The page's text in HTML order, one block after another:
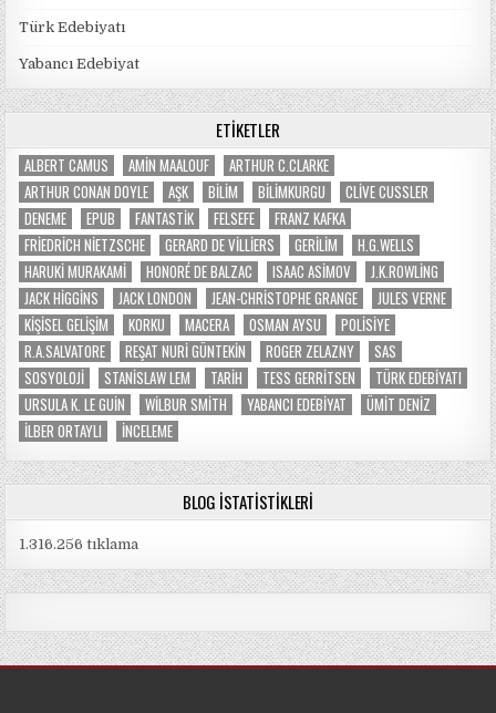
Türk Edebiyatı
Yabancı Edebiyat
ETIKETLER
ALBERT CAMUS AMIN MAALOUF
ARTHUR C.CLARKE
ARTHUR CONAN DOYLE
AŞK BILIM BILIMKURGU
CLIVE CUSSLER
DENEME
EPUB FANTASTIK FELSEFE
FRANZ KAFKA
FRIEDRICH NIETZSCHE
GERARD DE VILLIERS GERILIM
H.G.WELLS
HARUKI MURAKAMI
HONORÉ DE BALZAC ISAAC ASIMOV
J.K.ROWLING
JACK HIGGINS
JACK LONDON JEAN-CHRISTOPHE GRANGE
JULES VERNE
KIŞISEL GELIŞIM
KORKU MACERA OSMAN AYSU
POLISIYE
R.A.SALVATORE
REŞAT NURI GÜNTEKIN ROGER ZELAZNY
SAS
SOSYOLOJI
STANISLAW LEM TARIH TESS GERRITSEN
TÜRK EDEBIYATI
URSULA K. LE GUIN
WILBUR SMITH YABANCI EDEBIYAT
ÜMIT DENIZ
İLBER ORTAYLI
İNCELEME
BLOG İSTATISTIKLERI
1.316.256 tıklama